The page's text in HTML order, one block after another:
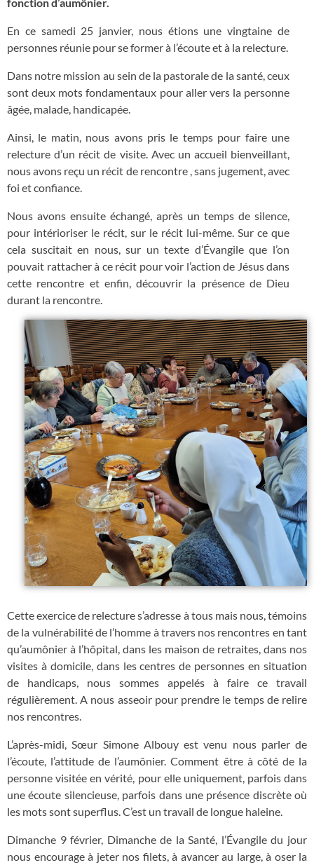
En ce samedi 25 janvier, nous étions une vingtaine de
personnes réunie pour se former à l’écoute et à la relecture.
Dans notre mission au sein de la pastorale de la santé, ceux
sont deux mots fondamentaux pour aller vers la personne
âgée, malade, handicapée.
Ainsi, le matin, nous avons pris le temps pour faire une
relecture d’un récit de visite. Avec un accueil bienveillant,
nous avons reçu un récit de rencontre , sans jugement, avec
foi et confiance.
Nous avons ensuite échangé, après un temps de silence,
pour intérioriser le récit, sur le récit lui-même. Sur ce que
cela suscitait en nous, sur un texte d’Évangile que l’on
pouvait rattacher à ce récit pour voir l’action de Jésus dans
cette rencontre et enfin, découvrir la présence de Dieu
durant la rencontre.
Cette exercice de relecture s’adresse à tous mais nous, témoins
de la vulnérabilité de l’homme à travers nos rencontres en tant
qu’aumônier à l’hôpital, dans les maison de retraites, dans nos
visites à domicile, dans les centres de personnes en situation
de handicaps, nous sommes appelés à faire ce travail
régulièrement. A nous asseoir pour prendre le temps de relire
nos rencontres.
L’après-midi, Sœur Simone Albouy est venu nous parler de
l’écoute, l’attitude de l’aumônier. Comment être à côté de la
personne visitée en vérité, pour elle uniquement, parfois dans
une écoute silencieuse, parfois dans une présence discrète où
les mots sont superflus. C’est un travail de longue haleine.
Dimanche 9 février, Dimanche de la Santé, l’Évangile du jour
nous encourage à jeter nos filets, à avancer au large, à oser la